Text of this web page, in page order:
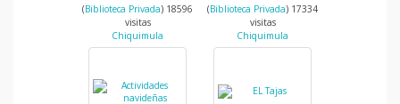
(Biblioteca Privada) 18596
visitas
Chiquimula
(Biblioteca Privada) 17334
visitas
Chiquimula